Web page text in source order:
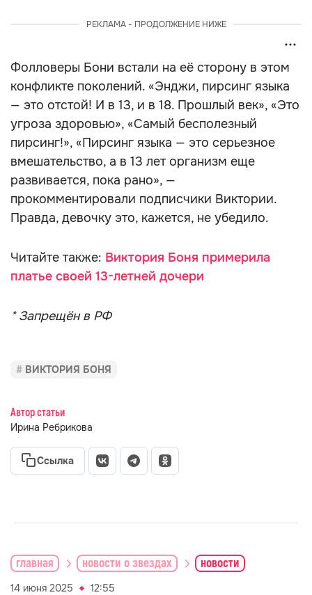
РЕКЛАМА - ПРОДОЛЖЕНИЕ НИЖЕ
Фолловеры Бони встали на её сторону в этом
конфликте поколений. «Энджи, пирсинг языка
— это отстой! И в 13, и в 18. Прошлый век», «Это
угроза здоровью», «Самый бесполезный
пирсинг!», «Пирсинг языка — это серьезное
вмешательство, а в 13 лет организм еще
развивается, пока рано», —
прокомментировали подписчики Виктории.
Правда, девочку это, кажется, не убедило.
Читайте также: Виктория Боня примерила
платье своей 13-летней дочери
* Запрещён в РФ
ВИКТОРИЯ БОНЯ
Автор статьи
Ирина Ребрикова
Ссылка
главная новости о звездах новости
14 июня 2025 12:55